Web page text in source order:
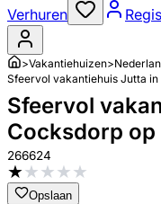
Verhuren
>Vakantiehuizen>
Sfeervol vakantiehuis Jutta in
Sfeervol
Cocksdorp op
266624
★★★★★
Opslaan